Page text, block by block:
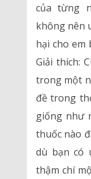
của từng
không nên
hại cho
Giải thích:
trong một
đề trong
giống như
thuốc nào
dù bạn có
thậm chí